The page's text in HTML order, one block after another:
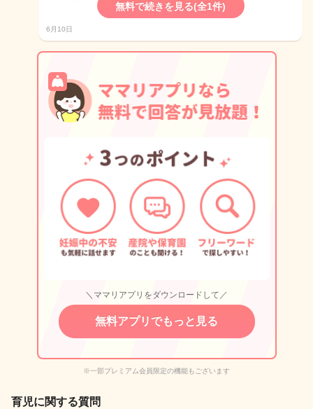
無料で続きを見る(全1件)
6月10日
＼ママリアプリをダウンロードして／
無料アプリでもっと見る
※一部プレミアム会員限定の機能もございます
育児に関する質問